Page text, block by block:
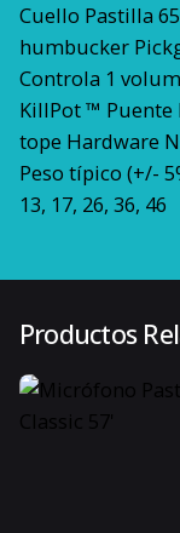
Cuello Pastilla
humbucker
Controla 1
KillPot ™ Puente
tope Hardware
Peso típico (+/-
13, 17, 26, 36, 46
Productos